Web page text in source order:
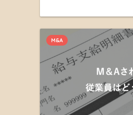
M&A